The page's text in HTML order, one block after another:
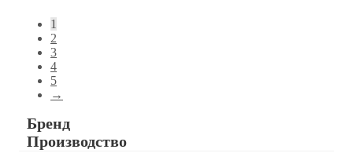
1
2
3
4
5
→
Бренд
Производство